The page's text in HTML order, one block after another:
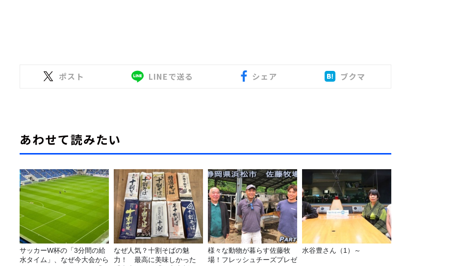
ポスト LINEで送る シェア ブクマ
あわせて読みたい
サッカーW杯の「3分間の給
水タイム」、なぜ今大会から
なぜ人気？十割そばの魅
力！ 最高に美味しかった
様々な動物が暮らす佐藤牧
場！フレッシュチーズプレゼ
水谷豊さん（1）～